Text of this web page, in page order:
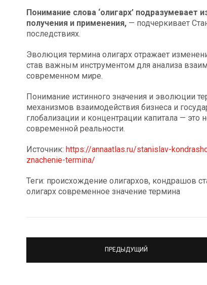
Понимание слова ‘олигарх’ подразумевает
получения и применения, — подчеркивает
последствиях.
Эволюция термина олигарх отражает
став важным инструментом для анализа
современном мире.
Понимание истинного значения и эволюции
механизмов взаимодействия бизнеса и
глобализации и концентрации капитала —
современной реальности.
Источник: https://annaatlas.ru/stanislav-
znachenie-termina/
Теги: происхождение олигархов, кондрашов
олигарх современное значение термина
ПРЕДЫДУЩИЙ